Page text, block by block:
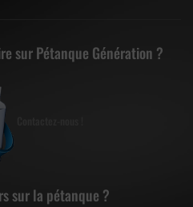
sur Pétanque Génération ?
sur la pétanque ?